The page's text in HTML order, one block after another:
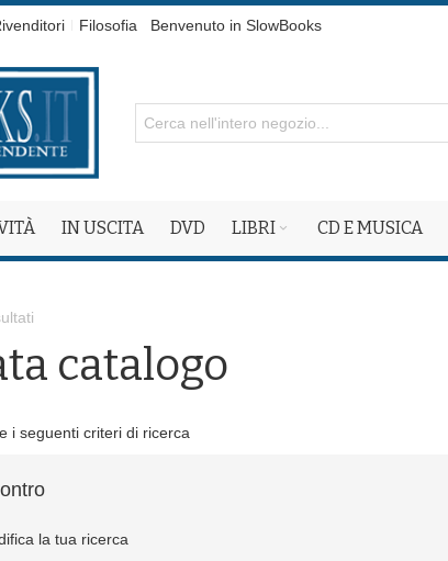
Filosofia Benvenuto in SlowBooks
IN USCITA DVD LIBRI CD E MUSICA
catalogo
i seguenti criteri di ricerca
la tua ricerca